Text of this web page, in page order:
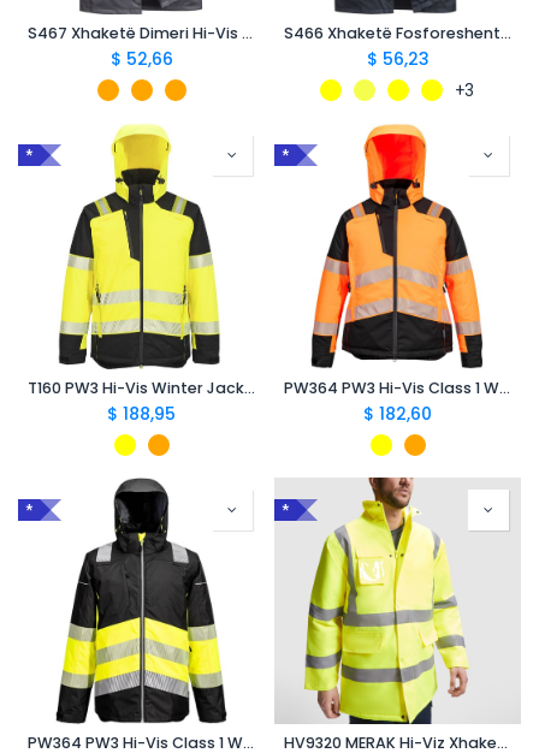
S467 Xhaketë Dimeri Hi-Vis Fosforeshente Traffic, Dyngjyrëshe
$ 52,66
S466 Xhaketë Fosforeshente Traffic, Dyngjyrëshe
$ 56,23
+3
*
T160 PW3 Hi-Vis Winter Jacket
$ 188,95
*
PW364 PW3 Hi-Vis Class 1 Winter Jacket
$ 182,60
*
PW364 PW3 Hi-Vis Class 1 Winter Jacket
*
HV9320 MERAK Hi-Viz Xhaketë Parka